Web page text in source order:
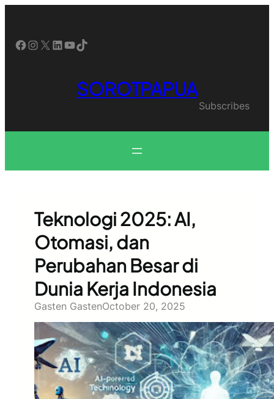
Facebook InstagramX LinkedIn YouTube TikTok
SOROTPAPUA
Subscribes
Teknologi 2025: AI,
Otomasi, dan
Perubahan Besar di
Dunia Kerja Indonesia
Gasten GastenOctober 20, 2025